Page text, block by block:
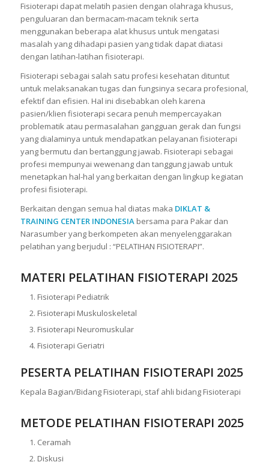
Fisioterapi dapat melatih pasien dengan olahraga khusus,
penguluaran dan bermacam-macam teknik serta
menggunakan beberapa alat khusus untuk mengatasi
masalah yang dihadapi pasien yang tidak dapat diatasi
dengan latihan-latihan fisioterapi.
Fisioterapi sebagai salah satu profesi kesehatan dituntut
untuk melaksanakan tugas dan fungsinya secara profesional,
efektif dan efisien. Hal ini disebabkan oleh karena
pasien/klien fisioterapi secara penuh mempercayakan
problematik atau permasalahan gangguan gerak dan fungsi
yang dialaminya untuk mendapatkan pelayanan fisioterapi
yang bermutu dan bertanggung jawab. Fisioterapi sebagai
profesi mempunyai wewenang dan tanggung jawab untuk
menetapkan hal-hal yang berkaitan dengan lingkup kegiatan
profesi fisioterapi.
Berkaitan dengan semua hal diatas maka DIKLAT &
TRAINING CENTER INDONESIAbersama para Pakar dan
Narasumber yang berkompeten akan menyelenggarakan
pelatihan yang berjudul : “PELATIHAN FISIOTERAPI”.
MATERI PELATIHAN FISIOTERAPI 2025
Fisioterapi Pediatrik
Fisioterapi Muskuloskeletal
Fisioterapi Neuromuskular
Fisioterapi Geriatri
PESERTA PELATIHAN FISIOTERAPI 2025
Kepala Bagian/Bidang Fisioterapi, staf ahli bidang Fisioterapi
METODE PELATIHAN FISIOTERAPI 2025
Ceramah
Diskusi